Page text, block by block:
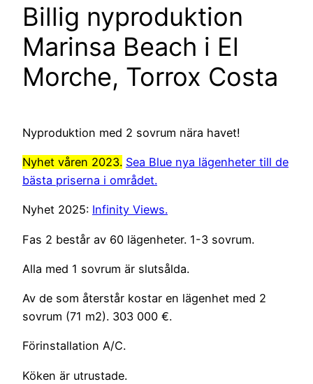
Billig nyproduktion
Marinsa Beach i El
Morche, Torrox Costa
Nyproduktion med 2 sovrum nära havet!
Nyhet våren 2023. Sea Blue nya lägenheter till de
bästa priserna i området.
Nyhet 2025: Infinity Views.
Fas 2 består av 60 lägenheter. 1-3 sovrum.
Alla med 1 sovrum är slutsålda.
Av de som återstår kostar en lägenhet med 2
sovrum (71 m2). 303 000 €.
Förinstallation A/C.
Köken är utrustade.